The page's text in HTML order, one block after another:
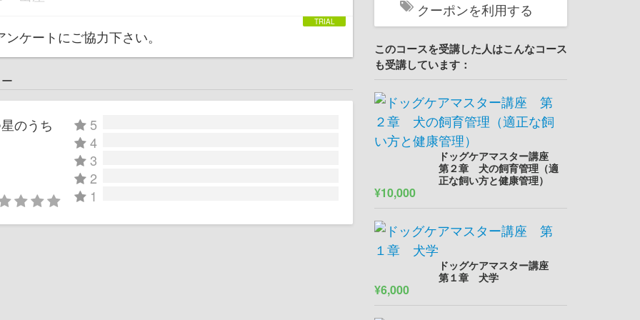
ンケートにご協力下さい。
のうち
5
4
3
2
1
クーポンを利用する
このコースを受講した人はこんなコース
も受講しています：
ドッグケアマスター講座
第２章 犬の飼育管理（適
正な飼い方と健康管理）
¥10,000
ドッグケアマスター講座
第１章 犬学
¥6,000